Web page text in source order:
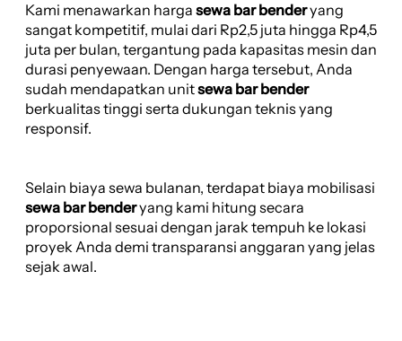
Kami menawarkan harga sewa bar benderyang
sangat kompetitif, mulai dari Rp2,5 juta hingga Rp4,5
juta per bulan, tergantung pada kapasitas mesin dan
durasi penyewaan. Dengan harga tersebut, Anda
sudah mendapatkan unitsewa bar bender
berkualitas tinggi serta dukungan teknis yang
responsif.
Selain biaya sewa bulanan, terdapat biaya mobilisasi
sewa bar benderyang kami hitung secara
proporsional sesuai dengan jarak tempuh ke lokasi
proyek Anda demi transparansi anggaran yang jelas
sejak awal.